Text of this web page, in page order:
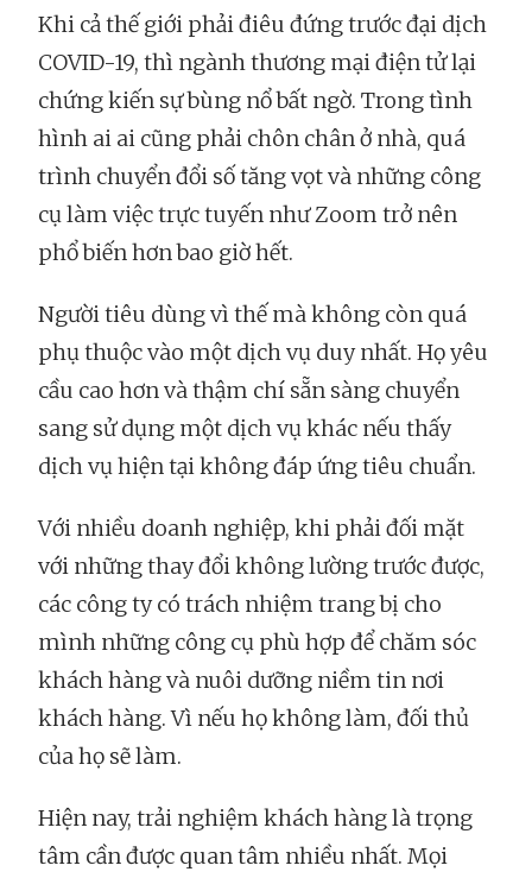
Khi cả thế giới phải điêu đứng trước đại dịch
COVID-19, thì ngành thương mại điện tử lại
chứng kiến sự bùng nổ bất ngờ. Trong tình
hình ai ai cũng phải chôn chân ở nhà, quá
trình chuyển đổi số tăng vọt và những công
cụ làm việc trực tuyến như Zoom trở nên
phổ biến hơn bao giờ hết.
Người tiêu dùng vì thế mà không còn quá
phụ thuộc vào một dịch vụ duy nhất. Họ yêu
cầu cao hơn và thậm chí sẵn sàng chuyển
sang sử dụng một dịch vụ khác nếu thấy
dịch vụ hiện tại không đáp ứng tiêu chuẩn.
Với nhiều doanh nghiệp, khi phải đối mặt
với những thay đổi không lường trước được,
các công ty có trách nhiệm trang bị cho
mình những công cụ phù hợp để chăm sóc
khách hàng và nuôi dưỡng niềm tin nơi
khách hàng. Vì nếu họ không làm, đối thủ
của họ sẽ làm.
Hiện nay, trải nghiệm khách hàng là trọng
tâm cần được quan tâm nhiều nhất. Mọi